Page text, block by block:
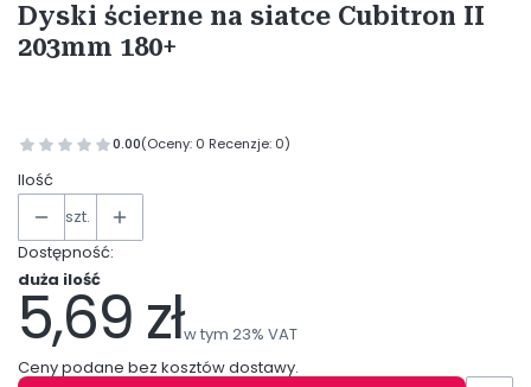
Dyski ścierne na siatce Cubitron II
203mm 180+
0.00(Oceny: 0 Recenzje: 0)
Ilość
szt.
Dostępność:
duża ilość
Cena
5,69 złw tym 23% VAT
w tym 23% VAT
Ceny podane bez kosztów dostawy.